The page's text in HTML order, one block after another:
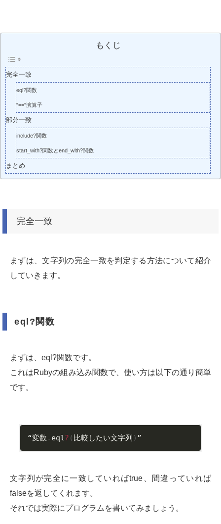
もくじ
完全一致
eql?関数
“==“演算子
部分一致
include?関数
start_with?関数とend_with?関数
まとめ
完全一致
まずは、文字列の完全一致を判定する方法について紹介
していきます。
eql?関数
まずは、eql?関数です。
これはRubyの組み込み関数で、使い方は以下の通り簡単
です。
“変数 . eql? ( 比較したい文字列 ) ”
文字列が完全に一致していればtrue、間違っていれば
falseを返してくれます。
それでは実際にプログラムを書いてみましょう。